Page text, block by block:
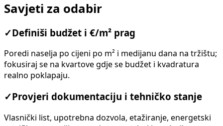
Savjeti za odabir
✓ Definiši budžet i €/m² prag
Poredi naselja po cijeni po m² i medijanu dana na tržištu;
fokusiraj se na kvartove gdje se budžet i kvadratura
realno poklapaju.
✓ Provjeri dokumentaciju i tehničko stanje
Vlasnički list, upotrebna dozvola, etažiranje, energetski